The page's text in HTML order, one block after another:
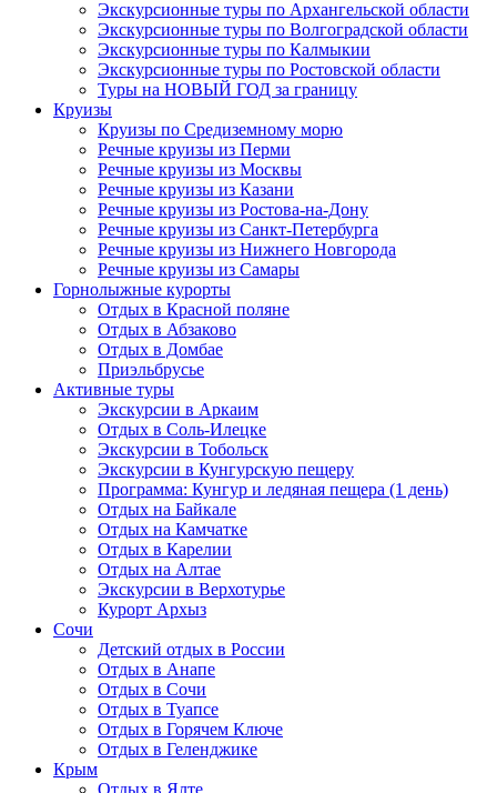
Экскурсионные туры по Архангельской области
Экскурсионные туры по Волгоградской области
Экскурсионные туры по Калмыкии
Экскурсионные туры по Ростовской области
Туры на НОВЫЙ ГОД за границу
Круизы
Круизы по Средиземному морю
Речные круизы из Перми
Речные круизы из Москвы
Речные круизы из Казани
Речные круизы из Ростова-на-Дону
Речные круизы из Санкт-Петербурга
Речные круизы из Нижнего Новгорода
Речные круизы из Самары
Горнолыжные курорты
Отдых в Красной поляне
Отдых в Абзаково
Отдых в Домбае
Приэльбрусье
Активные туры
Экскурсии в Аркаим
Отдых в Соль-Илецке
Экскурсии в Тобольск
Экскурсии в Кунгурскую пещеру
Программа: Кунгур и ледяная пещера (1 день)
Отдых на Байкале
Отдых на Камчатке
Отдых в Карелии
Отдых на Алтае
Экскурсии в Верхотурье
Курорт Архыз
Сочи
Детский отдых в России
Отдых в Анапе
Отдых в Сочи
Отдых в Туапсе
Отдых в Горячем Ключе
Отдых в Геленджике
Крым
Отдых в Ялте